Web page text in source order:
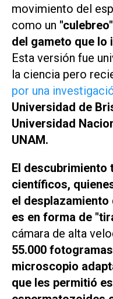
movimiento del
como un
del gameto que lo
Esta versión fue
la ciencia pero
por una
Universidad de
Universidad
UNAM.
El descubrimiento
científicos,
el
es en forma de
cámara de alta
55.000
microscopio
que les permitió